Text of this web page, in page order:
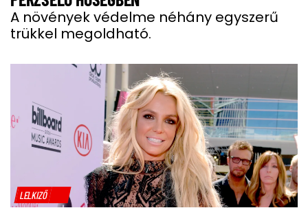
A növények védelme néhány egyszerű
trükkel megoldható.
LELKIZŐ